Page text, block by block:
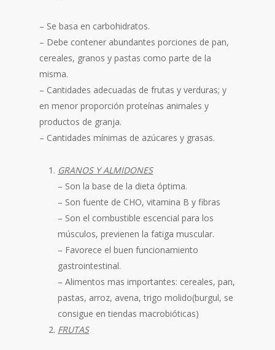
– Se basa en carbohidratos.
– Debe contener abundantes porciones de pan,
cereales, granos y pastas como parte de la
misma.
– Cantidades adecuadas de frutas y verduras; y
en menor proporción proteínas animales y
productos de granja.
– Cantidades mínimas de azúcares y grasas.
GRANOS Y ALMIDONES
– Son la base de la dieta óptima.
– Son fuente de CHO, vitamina B y fibras
– Son el combustible escencial para los
músculos, previenen la fatiga muscular.
– Favorece el buen funcionamiento
gastrointestinal.
– Alimentos mas importantes: cereales, pan,
pastas, arroz, avena, trigo molido(burgul, se
consigue en tiendas macrobióticas)
FRUTAS